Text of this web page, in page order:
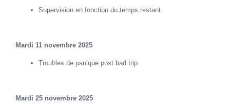
Supervision en fonction du temps restant.
Mardi 11 novembre 2025
Troubles de panique post bad trip
Mardi 25 novembre 2025